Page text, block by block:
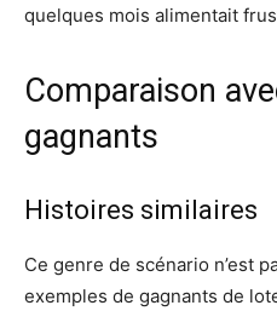
quelques mois alimentait
Comparaison
gagnants
Histoires similaires
Ce genre de scénario n’est
exemples de gagnants de